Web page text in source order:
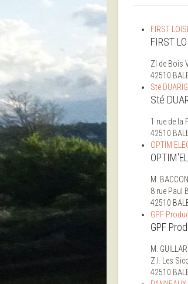
FIRST
FIRST
ZI de Bois
42510
Sté DUARIG
Sté
1 rue de la
42510
M.
8 rue Paul
42510
GPF
GPF
M.
Z.I. Les
42510